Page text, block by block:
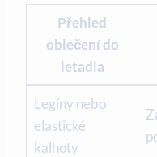
Přehled
oblečení do
letadla
Legíny nebo
elastické
kalhoty